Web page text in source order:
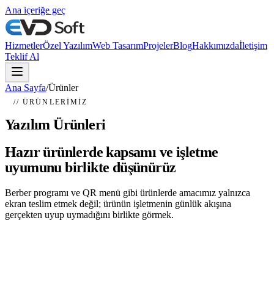
Ana içeriğe geç
HizmetlerÖzel YazılımWeb TasarımProjelerBlogHakkımızdaİletişim
Teklif Al
Ana Sayfa/Ürünler
// ÜRÜNLERIMIZ
Yazılım Ürünleri
Hazır ürünlerde kapsamı ve işletme
uyumunu birlikte düşünürüz
Berber programı ve QR menü gibi ürünlerde amacımız yalnızca
ekran teslim etmek değil; ürünün işletmenin günlük akışına
gerçekten uyup uymadığını birlikte görmek.